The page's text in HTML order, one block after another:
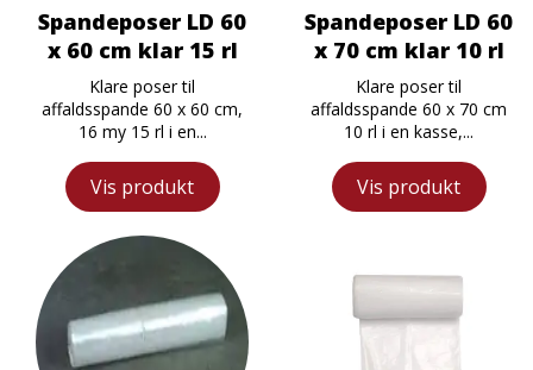
Spandeposer LD 60
x 60 cm klar 15 rl
Klare poser til
affaldsspande 60 x 60 cm,
16 my 15 rl i en...
Vis produkt
Spandeposer LD 60
x 70 cm klar 10 rl
Klare poser til
affaldsspande 60 x 70 cm
10 rl i en kasse,...
Vis produkt